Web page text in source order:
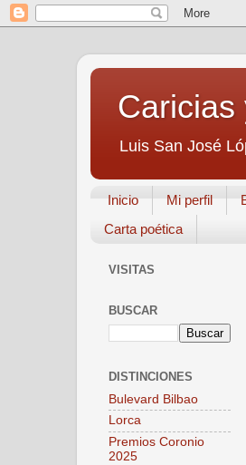
Caricias
Luis San José
Inicio Mi perfil
Carta poética
VISITAS
BUSCAR
DISTINCIONES
Bulevard Bilbao
Lorca
Premios Coronio
2025